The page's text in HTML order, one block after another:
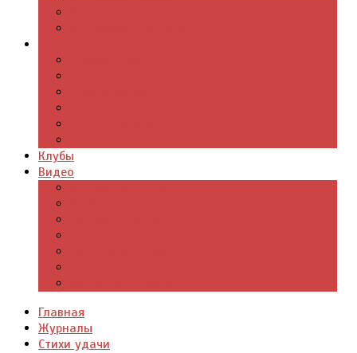
Клубы
Видео
Главная
Журналы
Стихи удачи